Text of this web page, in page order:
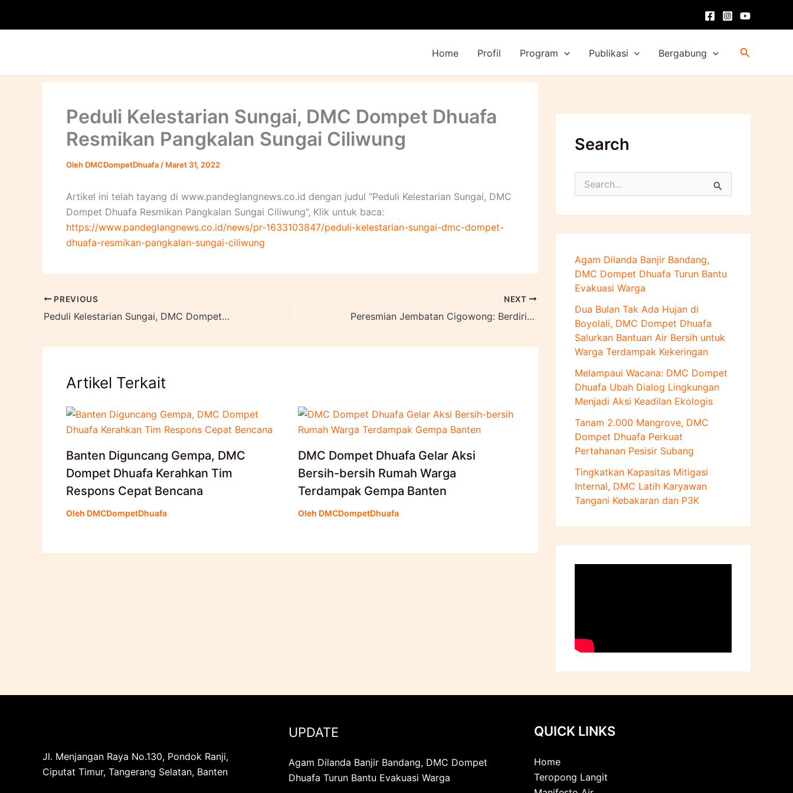
Home
Profil Program Publikasi Bergabung Cari
Peduli Kelestarian Sungai, DMC Dompet Dhuafa
Resmikan Pangkalan Sungai Ciliwung
Oleh DMCDompetDhuafa / Maret 31, 2022
Artikel ini telah tayang di www.pandeglangnews.co.id dengan judul “Peduli Kelestarian Sungai, DMC
Dompet Dhuafa Resmikan Pangkalan Sungai Ciliwung”, Klik untuk baca:
https://www.pandeglangnews.co.id/news/pr-1633103847/peduli-kelestarian-sungai-dmc-dompet-
dhuafa-resmikan-pangkalan-sungai-ciliwung
PREVIOUS
Peduli Kelestarian Sungai, DMC Dompet Dhuafa Resmikan Pangkalan Sungai Ciliwung
NEXT
Peresmian Jembatan Cigowong: Berdirinya Penghubung Kehidupan Masyarakat
Artikel Terkait
Banten Diguncang Gempa, DMC
Dompet Dhuafa Kerahkan Tim
Respons Cepat Bencana
Oleh DMCDompetDhuafa
DMC Dompet Dhuafa Gelar Aksi
Bersih-bersih Rumah Warga
Terdampak Gempa Banten
Oleh DMCDompetDhuafa
Search
a
u
t
k
:
Agam Dilanda Banjir Bandang,
DMC Dompet Dhuafa Turun Bantu
Evakuasi Warga
Dua Bulan Tak Ada Hujan di
Boyolali, DMC Dompet Dhuafa
Salurkan Bantuan Air Bersih untuk
Warga Terdampak Kekeringan
Melampaui Wacana: DMC Dompet
Dhuafa Ubah Dialog Lingkungan
Menjadi Aksi Keadilan Ekologis
Tanam 2.000 Mangrove, DMC
Dompet Dhuafa Perkuat
Pertahanan Pesisir Subang
Tingkatkan Kapasitas Mitigasi
Internal, DMC Latih Karyawan
Tangani Kebakaran dan P3K
Jl. Menjangan Raya No.130, Pondok Ranji,
Ciputat Timur, Tangerang Selatan, Banten
UPDATE
Agam Dilanda Banjir Bandang, DMC Dompet
Dhuafa Turun Bantu Evakuasi Warga
QUICK LINKS
Home
Teropong Langit